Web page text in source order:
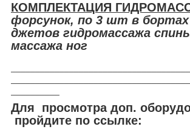
КОМПЛЕКТАЦИЯ
форсунок, по 3 шт в
джетов гидромассажа
массажа ног
Для просмотра доп.
пройдите по ссылке: